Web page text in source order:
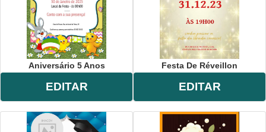
Aniversário 5 Anos
EDITAR
Festa De Réveillon
EDITAR